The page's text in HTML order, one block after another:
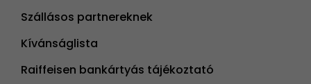
Szállásos partnereknek
Kívánságlista
Raiffeisen bankártyás tájékoztató